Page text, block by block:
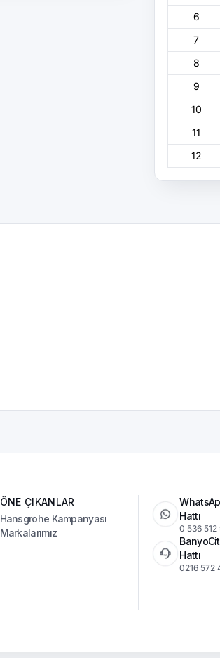
6
7
8
9
10
11
12
ÖNE ÇIKANLAR
Hansgrohe Kampanyası
Markalarımız
Hattı
0 536 512
Hattı
0216 572